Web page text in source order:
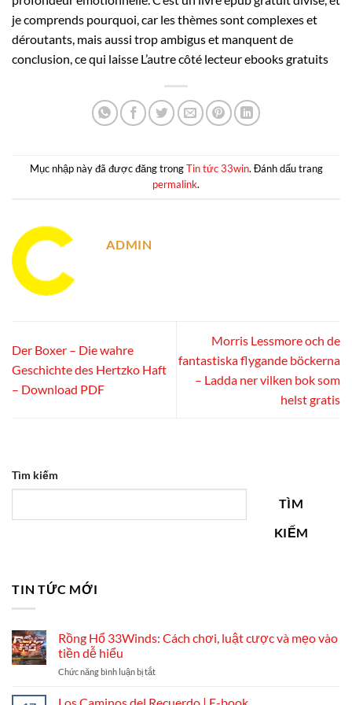
je comprends pourquoi, car les thèmes sont complexes et
déroutants, mais aussi trop ambigus et manquent de
conclusion, ce qui laisse L’autre côté lecteur ebooks gratuits
Mục nhập này đã được đăng trongTin tức 33win. Đánh dấu trang
permalink.
ADMIN
Der Boxer – Die wahre
Geschichte des Hertzko Haft
– Download PDF
Morris Lessmore och de
fantastiska flygande böckerna
– Ladda ner vilken bok som
helst gratis
Tìm kiếm
TÌM
KIẾM
TIN TỨC MỚI
Rồng Hổ 33Winds: Cách chơi, luật cược và mẹo vào
tiền dễ hiểu
Chức năng bình luận bị tắtở
Hổ